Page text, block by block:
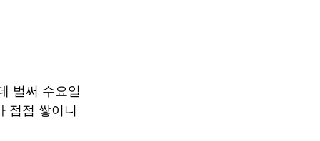
벌써 수요일
점점 쌓이니